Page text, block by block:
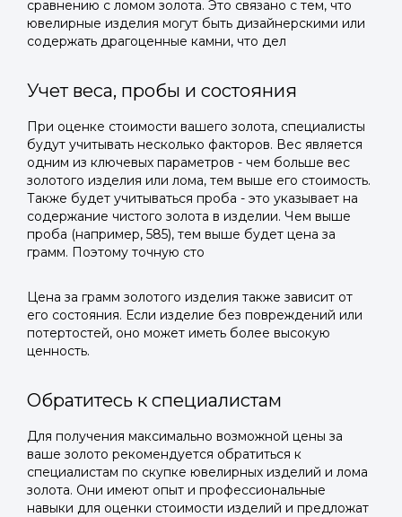
сравнению с ломом золота. Это связано с тем, что
ювелирные изделия могут быть дизайнерскими или
содержать драгоценные камни, что дел
Учет веса, пробы и состояния
При оценке стоимости вашего золота, специалисты
будут учитывать несколько факторов. Вес является
одним из ключевых параметров - чем больше вес
золотого изделия или лома, тем выше его стоимость.
Также будет учитываться проба - это указывает на
содержание чистого золота в изделии. Чем выше
проба (например, 585), тем выше будет цена за
грамм. Поэтому точную сто
Цена за грамм золотого изделия также зависит от
его состояния. Если изделие без повреждений или
потертостей, оно может иметь более высокую
ценность.
Обратитесь к специалистам
Для получения максимально возможной цены за
ваше золото рекомендуется обратиться к
специалистам по скупке ювелирных изделий и лома
золота. Они имеют опыт и профессиональные
навыки для оценки стоимости изделий и предложат